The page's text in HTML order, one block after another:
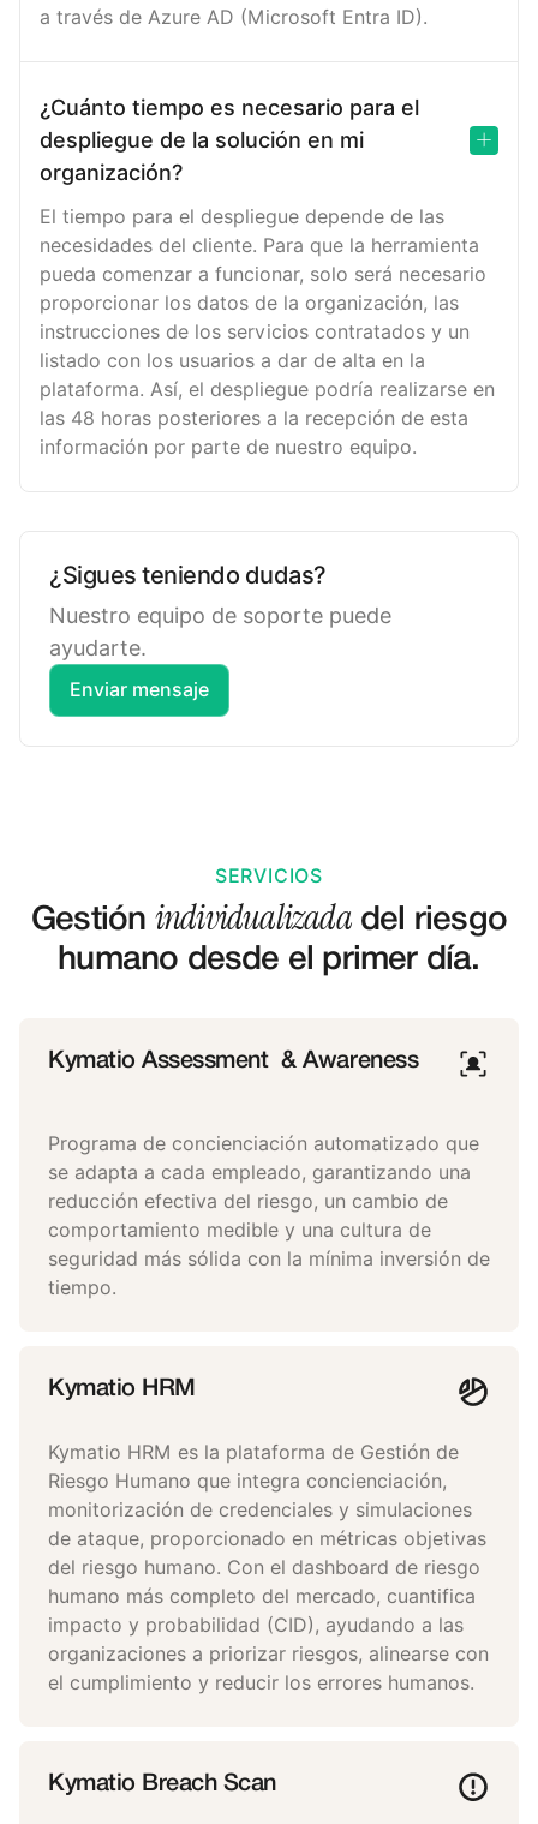
a través de Azure AD (Microsoft Entra ID).
¿Cuánto tiempo es necesario para el
despliegue de la solución en mi
organización?
El tiempo para el despliegue depende de las
necesidades del cliente. Para que la herramienta
pueda comenzar a funcionar, solo será necesario
proporcionar los datos de la organización, las
instrucciones de los servicios contratados y un
listado con los usuarios a dar de alta en la
plataforma. Así, el despliegue podría realizarse en
las 48 horas posteriores a la recepción de esta
información por parte de nuestro equipo.
¿Sigues teniendo dudas?
Nuestro equipo de soporte puede
ayudarte.
Enviar mensaje
SERVICIOS
Gestión individualizadadel riesgo
humano desde el primer día.
Kymatio Assessment & Awareness
Programa de concienciación automatizado que
se adapta a cada empleado, garantizando una
reducción efectiva del riesgo, un cambio de
comportamiento medible y una cultura de
seguridad más sólida con la mínima inversión de
tiempo.
Kymatio HRM
Kymatio HRM es la plataforma de Gestión de
Riesgo Humano que integra concienciación,
monitorización de credenciales y simulaciones
de ataque, proporcionado en métricas objetivas
del riesgo humano. Con el dashboard de riesgo
humano más completo del mercado, cuantifica
impacto y probabilidad (CID), ayudando a las
organizaciones a priorizar riesgos, alinearse con
el cumplimiento y reducir los errores humanos.
Kymatio Breach Scan